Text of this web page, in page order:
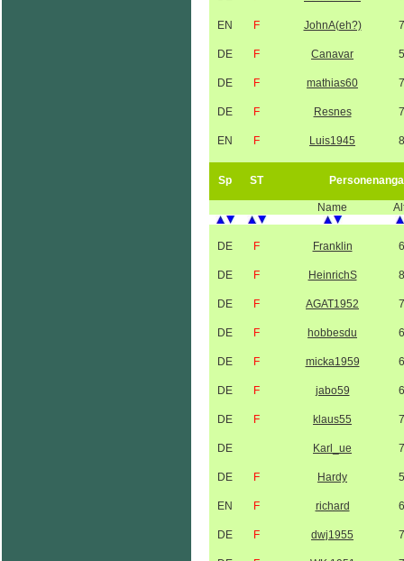
EN F JohnA(eh?)
DE F Canavar
DE F mathias60
DE F Resnes
EN F Luis1945
Sp ST
Name
DE F Franklin
DE F HeinrichS
DE F AGAT1952
DE F hobbesdu
DE F micka1959
DE F jabo59
DE F klaus55
DE Karl_ue
DE F Hardy
EN F richard
DE F dwj1955